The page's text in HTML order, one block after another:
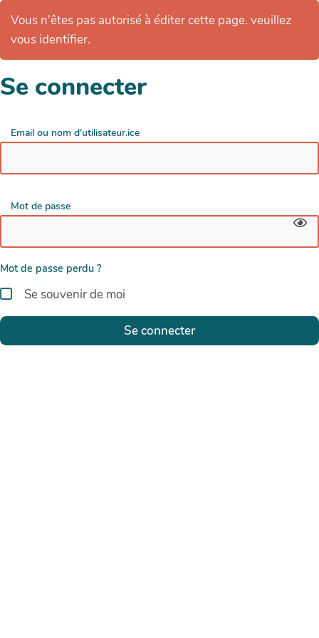
Vous n'êtes pas autorisé à éditer cette page. veuillez
vous identifier.
Se connecter
Email ou nom d'utilisateur.ice
Mot de passe
Mot de passe perdu ?
Se souvenir de moi
Se connecter